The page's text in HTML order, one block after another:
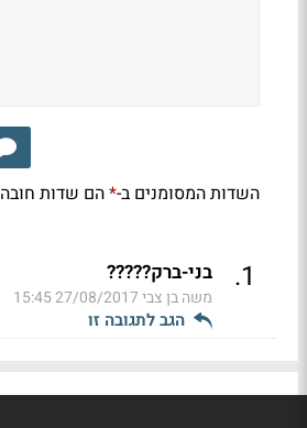
השדות המסומנים ב-*הם שדות חובה
1
. בני-ברק?????
משה בן צבי27/08/2017 15:45
הגב לתגובה זו